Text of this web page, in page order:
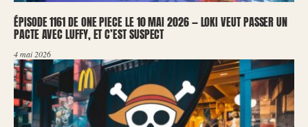
ÉPISODE 1161 DE ONE PIECE LE 10 MAI 2026 — LOKI VEUT PASSER UN
PACTE AVEC LUFFY, ET C’EST SUSPECT
4 mai 2026